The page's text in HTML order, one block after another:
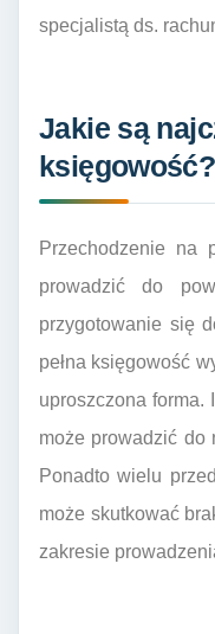
specjalistą ds.
Jakie są
księgowość?
Przechodzenie na
prowadzić do
przygotowanie się
pełna księgowość
uproszczona forma.
może prowadzić do
Ponadto wielu
może skutkować
zakresie